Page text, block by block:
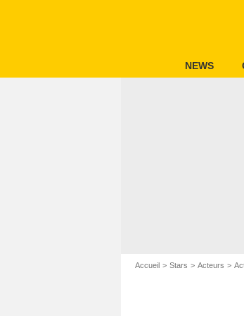
NEWS
Accueil Stars Acteurs